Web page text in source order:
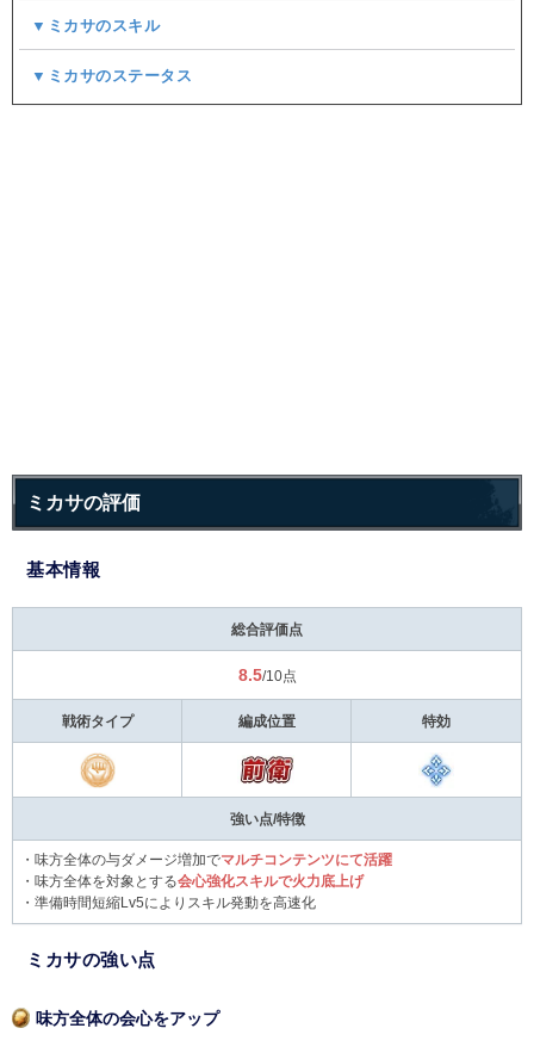
▼ミカサのスキル
▼ミカサのステータス
ミカサの評価
基本情報
総合評価点
8.5/10点
戦術タイプ 編成位置 特効
強い点/特徴
・味方全体の与ダメージ増加でマルチコンテンツにて活躍
・味方全体を対象とする会心強化スキルで火力底上げ
・準備時間短縮Lv5によりスキル発動を高速化
ミカサの強い点
味方全体の会心をアップ